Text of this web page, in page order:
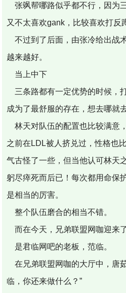
张飒帮哪路似乎都不行，因为
又不太喜欢gank，比较喜欢打反
不过到了后面，由张冷给出战
越来越好。
当上中下
三条路都有一定优势的时候，
成为了最舒服的存在，想去哪就
林天对队伍的配置也比较满意
之前在LDL被人挤兑过，性格也
气古怪了一些，但当他认可林天
躬尽瘁死而后已！每次都用命保
是相当的厉害。
整个队伍磨合的相当不错。
而在今天，兄弟联盟网咖迎来
是君临网吧的老板，范临。
在兄弟联盟网咖的大厅中，唐
临，你还来做什么？”